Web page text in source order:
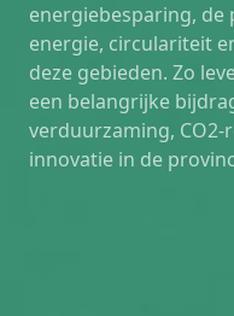
energiebesparing,
energie, circulariteit
deze gebieden. Zo
een belangrijke
verduurzaming,
innovatie in de